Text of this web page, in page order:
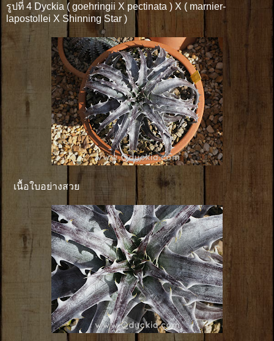
รูปที่ 4 Dyckia ( goehringii X pectinata ) X ( marnier-
lapostollei X Shinning Star )
เนื้อใบอย่างสวย